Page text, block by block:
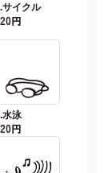
サイクル
円
水泳
円